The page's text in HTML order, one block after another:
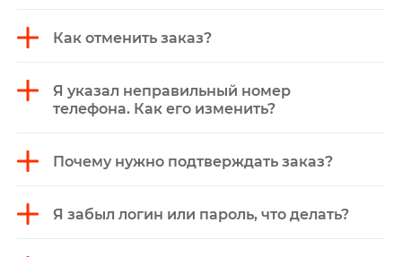
Как отменить заказ?
Я указал неправильный номер
телефона. Как его изменить?
Почему нужно подтверждать заказ?
Я забыл логин или пароль, что делать?